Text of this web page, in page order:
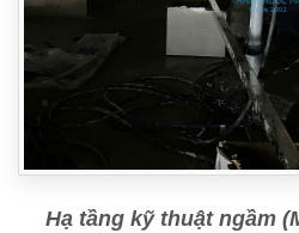
Hạ tầng kỹ thuật ngầm